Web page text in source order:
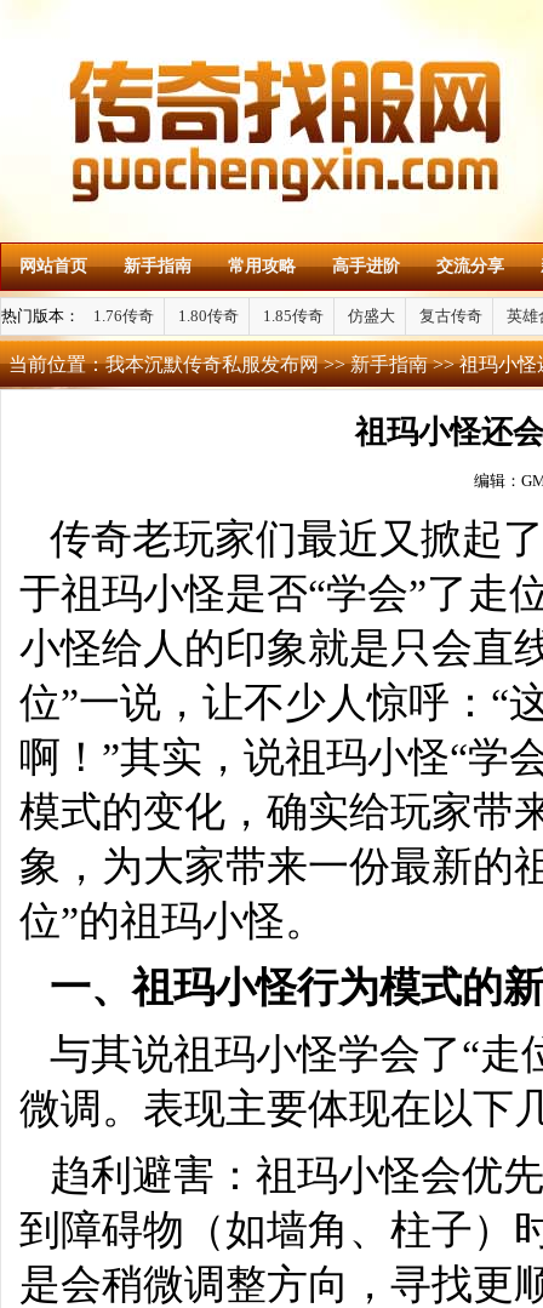
网站首页 新手指南 常用攻略 高手进阶 交流分享
热门版本： 1.76传奇 1.80传奇 1.85传奇 仿盛大 复古传奇 英雄
当前位置：我本沉默传奇私服发布网>>新手指南>> 祖玛小怪
祖玛小怪还
编辑：
传奇老玩家们最近又掀起
于祖玛小怪是否“学会”了走
小怪给人的印象就是只会直
位”一说，让不少人惊呼：“
啊！”其实，说祖玛小怪“学
模式的变化，确实给玩家带
象，为大家带来一份最新的
位”的祖玛小怪。
一、祖玛小怪行为模式的
与其说祖玛小怪学会了“
微调。表现主要体现在以下
趋利避害：祖玛小怪会优
到障碍物（如墙角、柱子）
是会稍微调整方向，寻找更